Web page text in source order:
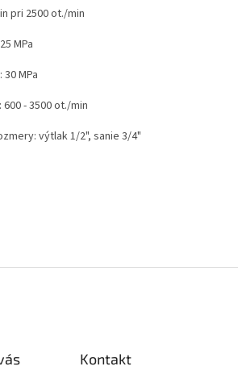
2500 ot./min
MPa
MPa
- 3500 ot./min
výtlak 1/2", sanie 3/4"
Kontakt